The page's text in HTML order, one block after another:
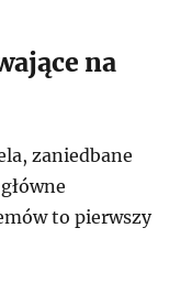
na
zaniedbane
to pierwszy